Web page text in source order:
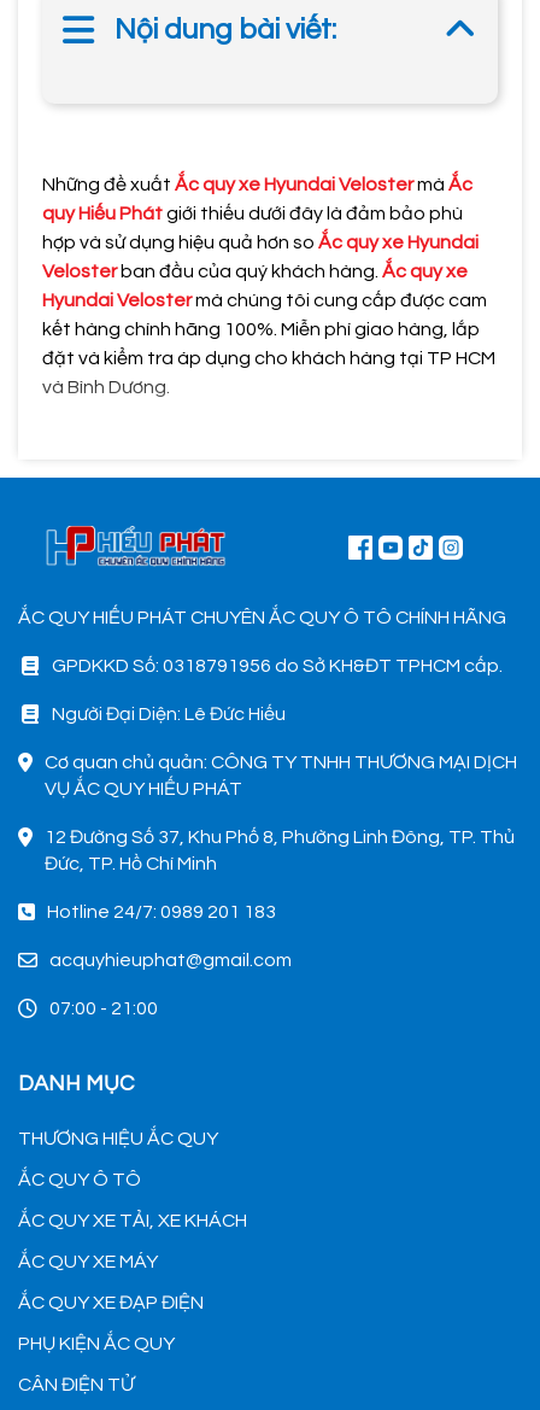
Nội dung bài viết:
Những đề xuất Ắc quy xe Hyundai Velostermà Ắc
quy Hiếu Phátgiới thiếu dưới đây là đảm bảo phù
hợp và sử dụng hiệu quả hơn so Ắc quy xe Hyundai
Veloster ban đầu của quý khách hàng. Ắc quy xe
Hyundai Velostermà chúng tôi cung cấp được cam
kết hàng chính hãng 100%. Miễn phí giao hàng, lắp
đặt và kiểm tra áp dụng cho khách hàng tại TP HCM
và Bình Dương.
ẮC QUY HIẾU PHÁT CHUYÊN ẮC QUY Ô TÔ CHÍNH HÃNG
GPDKKD Số: 0318791956 do Sở KH&ĐT TPHCM cấp.
Người Đại Diện: Lê Đức Hiếu
Cơ quan chủ quản: CÔNG TY TNHH THƯƠNG MẠI DỊCH
VỤ ẮC QUY HIẾU PHÁT
12 Đường Số 37, Khu Phố 8, Phường Linh Đông, TP. Thủ
Đức, TP. Hồ Chí Minh
Hotline 24/7: 0989 201 183
acquyhieuphat@gmail.com
07:00 - 21:00
DANH MỤC
THƯƠNG HIỆU ẮC QUY
ẮC QUY Ô TÔ
ẮC QUY XE TẢI, XE KHÁCH
ẮC QUY XE MÁY
ẮC QUY XE ĐẠP ĐIỆN
PHỤ KIỆN ẮC QUY
CÂN ĐIỆN TỬ